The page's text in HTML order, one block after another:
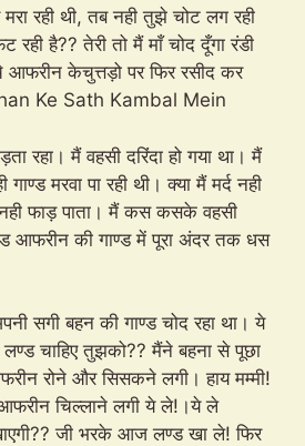
रही थी, तब नही तुझे चोट लग रही
रही है?? तेरी तो मैं माँ चोद दूँगा रंडी
केचुत्तड़ो पर फिर रसीद कर
Ke Sath Kambal Mein
रहा। मैं वहसी दरिंदा हो गया था। मैं
मरवा पा रही थी। क्या मैं मर्द नही
फाड़ पाता। मैं कस कसके वहसी
आफरीन की गाण्ड में पूरा अंदर तक धस
सगी बहन की गाण्ड चोद रहा था। ये
चाहिए तुझको?? मैंने बहना से पूछा
रोने और सिसकने लगी। हाय मम्मी!
आफरीन चिल्लाने लगी ये ले!।ये ले
जी भरके आज लण्ड खा ले! फिर